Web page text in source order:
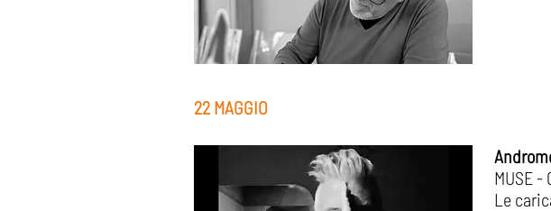
22 MAGGIO ​​​​​​
MUSE -
Le